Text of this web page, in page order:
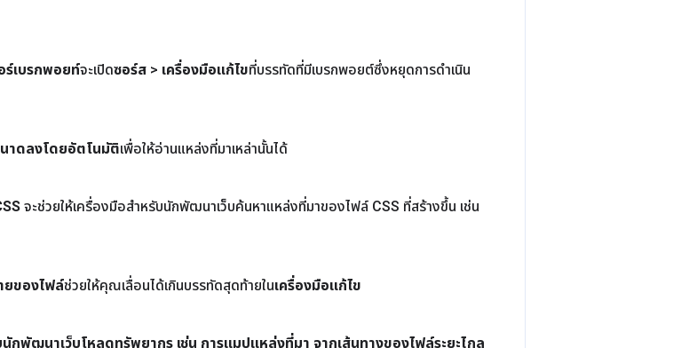
ร์เบรกพอยท์จะเปิดซอร์ส > เครื่องมือแก้ไขที่บรรทัดที่มีเบรกพอยต์ซึ่งหยุดการดําเนิน
าดลงโดยอัตโนมัติเพื่อให้อ่านแหล่งที่มาเหล่านั้นได้
จะช่วยให้เครื่องมือสำหรับนักพัฒนาเว็บค้นหาแหล่งที่มาของไฟล์ CSS ที่สร้างขึ้น เช่น
ยของไฟล์ช่วยให้คุณเลื่อนได้เกินบรรทัดสุดท้ายในเครื่องมือแก้ไข
กพัฒนาเว็บโหลดทรัพยากร เช่น การแมปแหล่งที่มา จากเส้นทางของไฟล์ระยะไกล